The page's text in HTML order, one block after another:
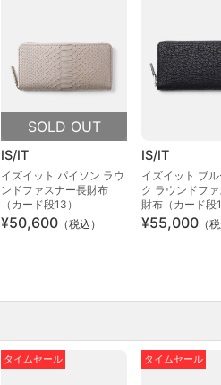
SOLD OUT
IS/IT
イズイット パイソン ラウ
ンドファスナー長財布
（カード段13）
¥50,600 （税込）
IS/IT
イズイット ブ
ク ラウンドフ
財布（カード段
¥55,000 （
タイムセール タイムセール